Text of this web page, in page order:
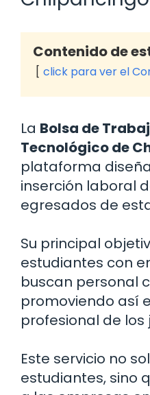
Contenido de
click para ver el
La Bolsa de
Tecnológico de
plataforma
inserción laboral
egresados de
Su principal
estudiantes con
buscan personal
promoviendo así
profesional de los
Este servicio no
estudiantes, sino